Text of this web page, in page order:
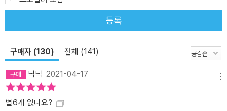
등록
구매자 (130) 전체 (141)
닉닉 2021-04-17
별6개 없나요?